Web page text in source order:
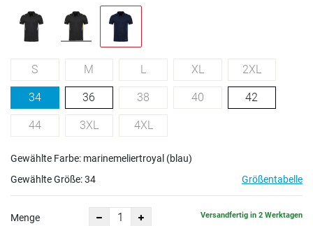
S M L XL 2XL
34 36 38 40 42
44 3XL 4XL
Gewählte Farbe: marinemeliertroyal (blau)
Gewählte Größe:34 Größentabelle
Menge Versandfertig in 2 Werktagen